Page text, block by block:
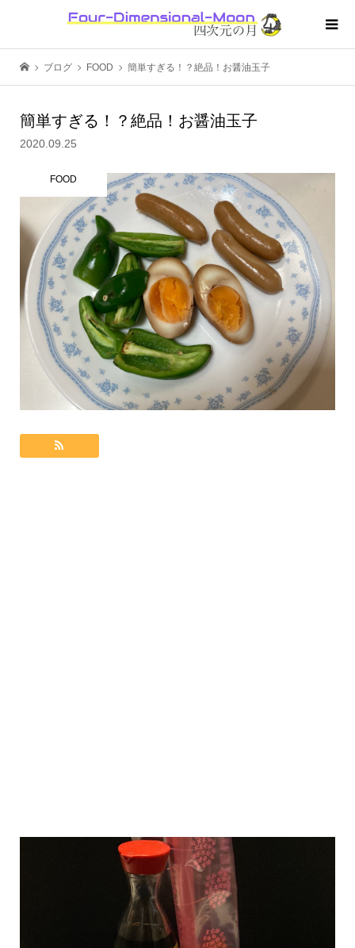
ブログ FOOD 簡単すぎる！？絶品！お醤油玉子
簡単すぎる！？絶品！お醤油玉子
2020.09.25
FOOD